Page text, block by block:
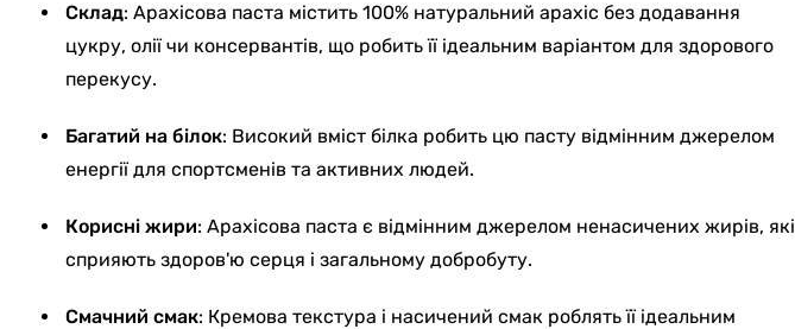
Склад: Арахісова паста містить 100% натуральний арахіс без додавання
цукру, олії чи консервантів, що робить її ідеальним варіантом для здорового
перекусу.
Багатий на білок: Високий вміст білка робить цю пасту відмінним джерелом
енергії для спортсменів та активних людей.
Корисні жири: Арахісова паста є відмінним джерелом ненасичених жирів, які
сприяють здоров'ю серця і загальному добробуту.
Смачний смак: Кремова текстура і насичений смак роблять її ідеальним